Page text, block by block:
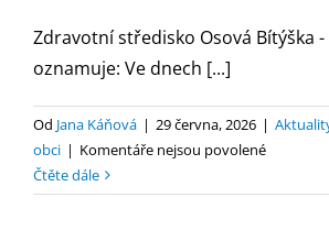
Zdravotní středisko Osová Bítýška -
oznamuje: Ve dnech [...]
Od Jana Káňová | 29 června, 2026 |
obci | Komentáře nejsou povolenéu
s
Čtěte dále